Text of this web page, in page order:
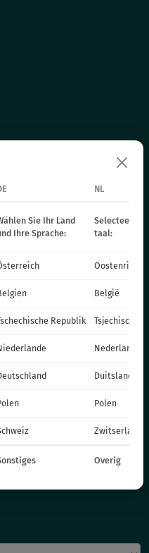
NL
Sie Ihr Land
Ihre Sprache:
Selecteer uw
taal:
Oostenrijk
België
Republik Tsjechische
Nederland
Duitsland
Polen
Zwitserland
Overig